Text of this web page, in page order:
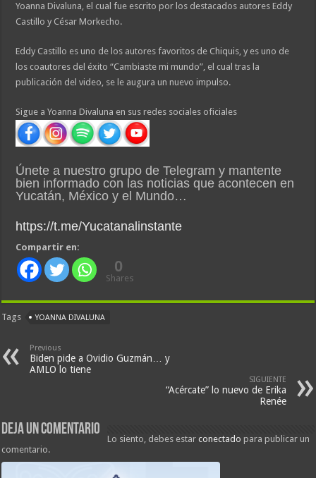
Yoanna Divaluna, el cual fue escrito por los destacados autores Eddy
Castillo y César Morkecho.
Eddy Castillo es uno de los autores favoritos de Chiquis, y es uno de
los coautores del éxito “Cambiaste mi mundo”, el cual tras la
publicación del video, se le augura un nuevo impulso.
Sigue a Yoanna Divaluna en sus redes sociales oficiales
Únete a nuestro grupo de Telegram y mantente
bien informado con las noticias que acontecen en
Yucatán, México y el Mundo…
https://t.me/Yucatanalinstante
Compartir en:
0
Shares
Tags YOANNA DIVALUNA
Previous
Biden pide a Ovidio Guzmán… y
AMLO lo tiene
SIGUIENTE
“Acércate” lo nuevo de Erika
Renée
Deja un comentario
Lo siento, debes estarconectado para publicar un
comentario.